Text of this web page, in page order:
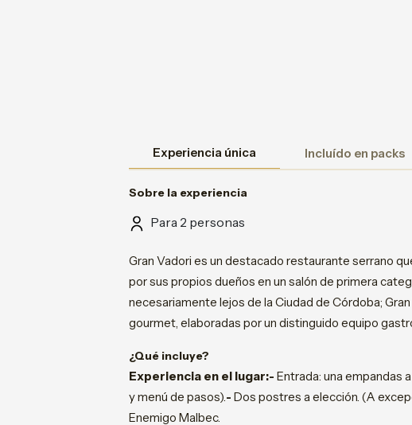
Experiencia única Incluído en packs
Sobre la experiencia
Para 2 personas
Gran Vadori es un destacado restaurante serrano
por sus propios dueños en un salón de primera
necesariamente lejos de la Ciudad de Córdoba;
gourmet, elaboradas por un distinguido equipo
¿Qué incluye?
Experiencia en el lugar:- Entrada: una empandas
y menú de pasos).- Dos postres a elección. (A
Enemigo Malbec.